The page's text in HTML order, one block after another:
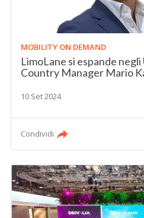
MOBILITY ON DEMAND
LimoLane si espande negli
Country Manager Mario
10 Set 2024
Condividi